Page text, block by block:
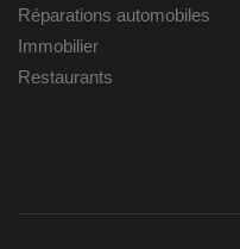
Réparations automobiles
Immobilier
Restaurants